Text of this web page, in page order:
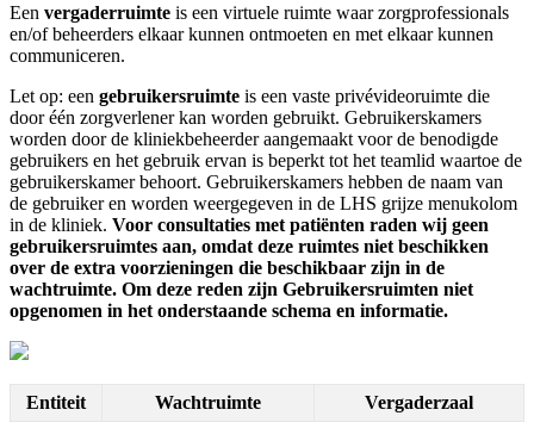
Een vergaderruimte is een virtuele ruimte waar zorgprofessionals
en/of beheerders elkaar kunnen ontmoeten en met elkaar kunnen
communiceren.
Let op: een gebruikersruimte is een vaste privévideoruimte die
door één zorgverlener kan worden gebruikt. Gebruikerskamers
worden door de kliniekbeheerder aangemaakt voor de benodigde
gebruikers en het gebruik ervan is beperkt tot het teamlid waartoe de
gebruikerskamer behoort. Gebruikerskamers hebben de naam van
de gebruiker en worden weergegeven in de LHS grijze menukolom
in de kliniek. Voor consultaties met patiënten raden wij geen
gebruikersruimtes aan, omdat deze ruimtes niet beschikken
over de extra voorzieningen die beschikbaar zijn in de
wachtruimte. Om deze reden zijn Gebruikersruimten niet
opgenomen in het onderstaande schema en informatie.
Entiteit Wachtruimte
Vergaderzaal